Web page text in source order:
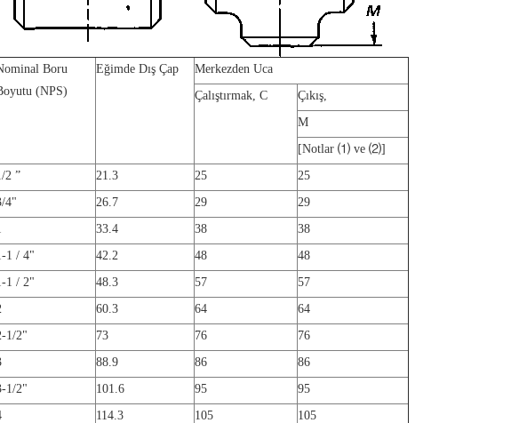
Boru
(NPS)
Eğimde Dış Çap
Merkezden Uca
Çalıştırmak, C
Çıkış,
M
[Notlar ⑴ ve ⑵]
2 ”
21.3 25
25
4" 26.7 29
29
33.4 38
38
1 / 4" 42.2 48
48
1 / 2" 48.3 57
57
60.3 64
64
-1/2" 73 76
76
88.9 86
86
-1/2" 101.6 95
95
114.3 105
105